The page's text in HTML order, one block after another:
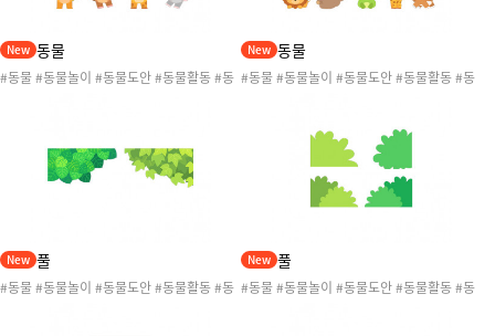
동물
New
#동물 #동물놀이 #동물도안 #동물활동 #동
동물
New
#동물 #동물놀이 #동물도안 #동물활동 #동
풀
New
#동물 #동물놀이 #동물도안 #동물활동 #동
풀
New
#동물 #동물놀이 #동물도안 #동물활동 #동